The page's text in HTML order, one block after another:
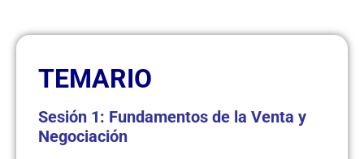
TEMARIO
Sesión 1: Fundamentos de la Venta y
Negociación